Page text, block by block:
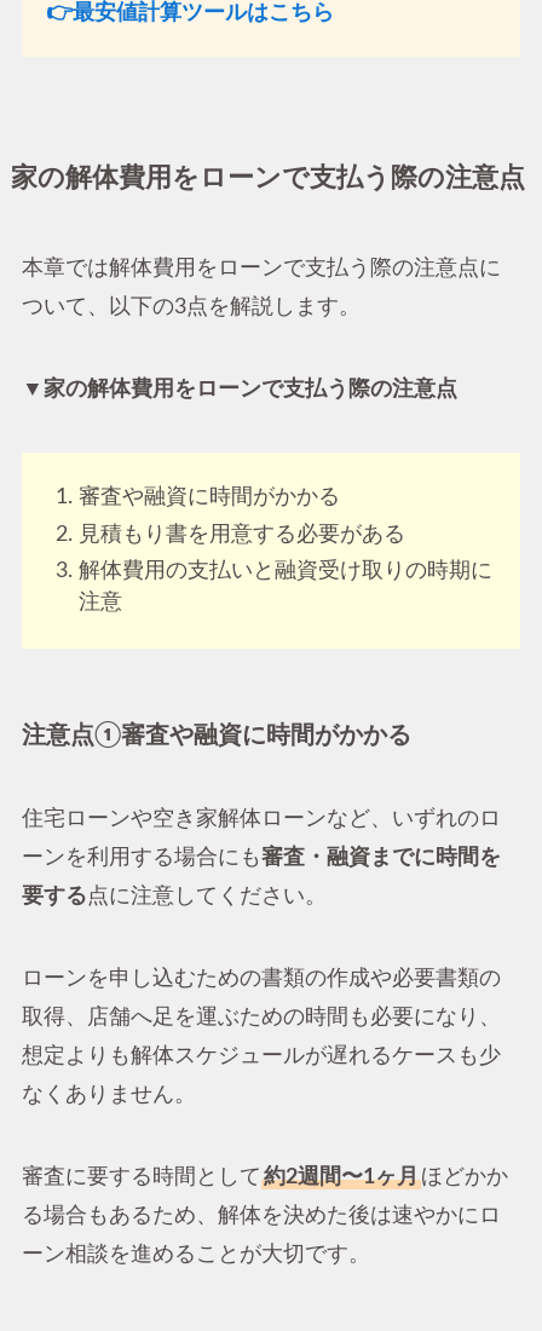
👉最安値計算ツールはこちら
家の解体費用をローンで支払う際の注意点
本章では解体費用をローンで支払う際の注意点に
ついて、以下の3点を解説します。
▼家の解体費用をローンで支払う際の注意点
審査や融資に時間がかかる
見積もり書を用意する必要がある
解体費用の支払いと融資受け取りの時期に
注意
注意点①審査や融資に時間がかかる
住宅ローンや空き家解体ローンなど、いずれのロ
ーンを利用する場合にも審査・融資までに時間を
要する点に注意してください。
ローンを申し込むための書類の作成や必要書類の
取得、店舗へ足を運ぶための時間も必要になり、
想定よりも解体スケジュールが遅れるケースも少
なくありません。
審査に要する時間として 約2週間〜1ヶ月ほどかか
る場合もあるため、解体を決めた後は速やかにロ
ーン相談を進めることが大切です。